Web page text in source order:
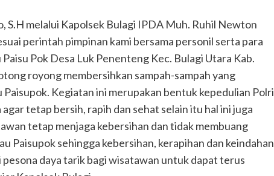
S.H melalui Kapolsek Bulagi IPDA Muh. Ruhil Newton
perintah pimpinan kami bersama personil serta para
Pok Desa Luk Penenteng Kec. Bulagi Utara Kab.
royong membersihkan sampah-sampah yang
Kegiatan ini merupakan bentuk kepedulian Polri
tetap bersih, rapih dan sehat selain itu hal ini juga
tetap menjaga kebersihan dan tidak membuang
Paisupok sehingga kebersihan, kerapihan dan keindahan
daya tarik bagi wisatawan untuk dapat terus